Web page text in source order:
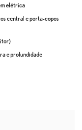
elétrica
central e porta-copos
e profundidade